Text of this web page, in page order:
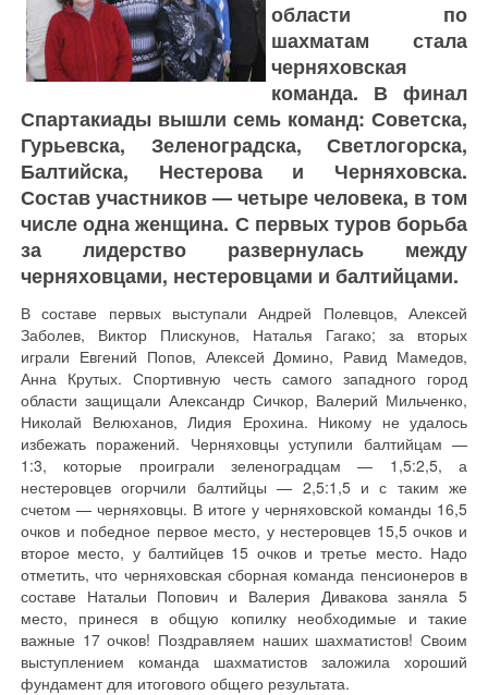
области по
шахматам стала
черняховская
команда. В финал
Спартакиады вышли семь команд: Советска,
Гурьевска, Зеленоградска, Светлогорска,
Балтийска, Нестерова и Черняховска.
Состав участников — четыре человека, в том
числе одна женщина. С первых туров борьба
за лидерство развернулась между
черняховцами, нестеровцами и балтийцами.
В составе первых выступали Андрей Полевцов, Алексей
Заболев, Виктор Плискунов, Наталья Гагако; за вторых
играли Евгений Попов, Алексей Домино, Равид Мамедов,
Анна Крутых. Спортивную честь самого западного город
области защищали Александр Сичкор, Валерий Мильченко,
Николай Велюханов, Лидия Ерохина. Никому не удалось
избежать поражений. Черняховцы уступили балтийцам —
1:3, которые проиграли зеленоградцам — 1,5:2,5, а
нестеровцев огорчили балтийцы — 2,5:1,5 и с таким же
счетом — черняховцы. В итоге у черняховской команды 16,5
очков и победное первое место, у нестеровцев 15,5 очков и
второе место, у балтийцев 15 очков и третье место. Надо
отметить, что черняховская сборная команда пенсионеров в
составе Натальи Попович и Валерия Дивакова заняла 5
место, принеся в общую копилку необходимые и такие
важные 17 очков! Поздравляем наших шахматистов! Своим
выступлением команда шахматистов заложила хороший
фундамент для итогового общего результата.